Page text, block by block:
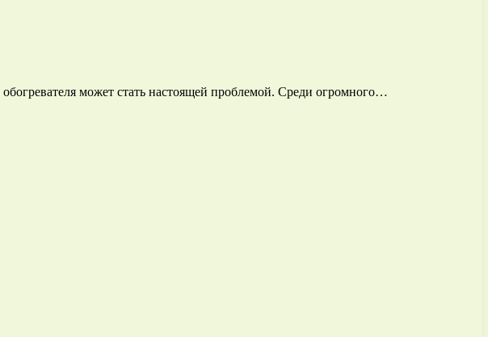
может стать настоящей проблемой. Среди огромного…